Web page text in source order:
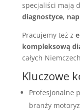
specjaliści mają
diagnostyce,
Pracujemy też z
kompleksową
całych
Kluczowe
Profesjonalne
branży